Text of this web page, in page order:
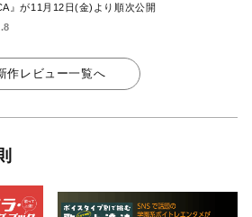
』が11月12日(金)より順次公開
作レビュー一覧へ